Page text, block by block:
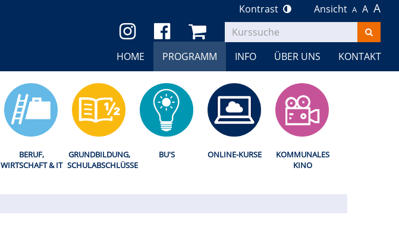
Kontrast Ansicht A A A
Kurse
suchen
HOME
PROGRAMM INFO ÜBER UNS KONTAKT
BERUF,
WIRTSCHAFT & IT
GRUNDBILDUNG,
SCHULABSCHLÜSSE
BU'S ONLINE-KURSE
KOMMUNALES
KINO